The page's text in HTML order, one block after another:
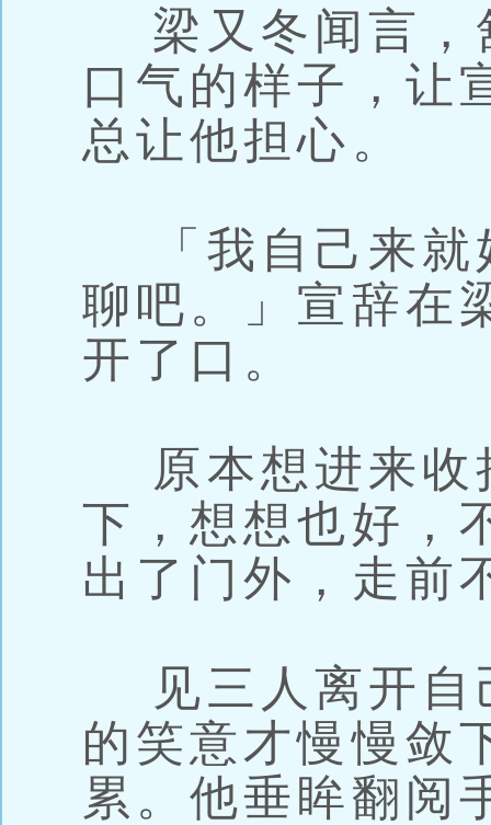
梁又冬闻言，
口气的样子，让
总让他担心。
「我自己来就
聊吧。」宣辞在
开了口。
原本想进来收
下，想想也好，
出了门外，走前
见三人离开自
的笑意才慢慢敛
累。他垂眸翻阅